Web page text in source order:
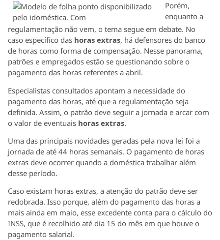
Porém,
enquanto a
regulamentação não vem, o tema segue em debate. No
caso específico das horas extras, há defensores do banco
de horas como forma de compensação. Nesse panorama,
patrões e empregados estão se questionando sobre o
pagamento das horas referentes a abril.
Especialistas consultados apontam a necessidade do
pagamento das horas, até que a regulamentação seja
definida. Assim, o patrão deve seguir a jornada e arcar com
o valor de eventuais horas extras.
Uma das principais novidades geradas pela nova lei foi a
jornada de até 44 horas semanais. O pagamento de horas
extras deve ocorrer quando a doméstica trabalhar além
desse período.
Caso existam horas extras, a atenção do patrão deve ser
redobrada. Isso porque, além do pagamento das horas a
mais ainda em maio, esse excedente conta para o cálculo do
INSS, que é recolhido até dia 15 do mês em que houve o
pagamento salarial.